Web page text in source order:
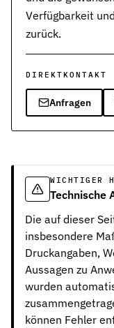
Verfügbarkeit
zurück.
DIREKTKONTAKT
Anfragen
WICHTIGER
Technische
Die auf dieser
insbesondere
Druckangaben,
Aussagen zu
wurden
können Fehler